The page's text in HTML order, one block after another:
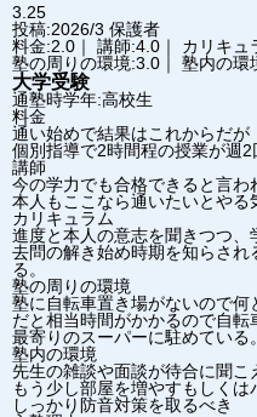
3.25
投稿:2026/3 保護者
料金:2.0｜ 講師:4.0｜ カリキュ
塾の周りの環境:3.0｜ 塾内の環
大学受験
通塾時学年:高校生
料金
通い始めで結果はこれからだが
個別指導で2時間程の授業が週2
講師
今の学力でも合格できると言わ
本人もここなら通いたいとやる
カリキュラム
進度と本人の意志を聞きつつ
去問の解き始め時期を知らさ
る。
塾の周りの環境
塾に自転車置き場がないので
だと相当時間がかかるので自
最寄りのスーパーに駐めている。
塾内の環境
先生の雑談や面談が待合に聞こ
もう少し部屋を増やすもしくは
しっかり防音対策を取るべき